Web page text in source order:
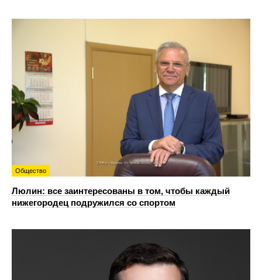
Общество
Люлин: все заинтересованы в том, чтобы каждый
нижегородец подружился со спортом